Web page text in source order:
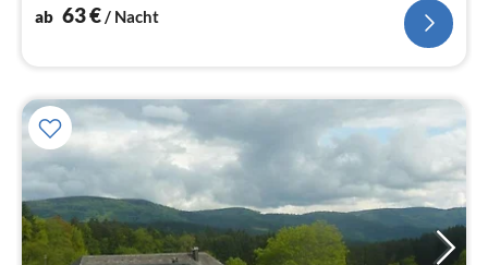
ab 63€/ Nacht